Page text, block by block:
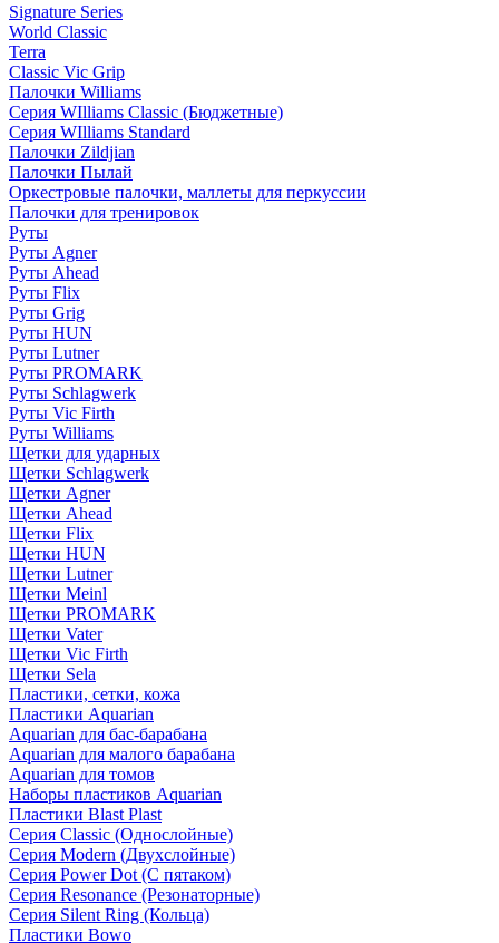
Signature Series
World Classic
Terra
Classic Vic Grip
Палочки Williams
Серия WIlliams Classic (Бюджетные)
Серия WIlliams Standard
Палочки Zildjian
Палочки Пылай
Оркестровые палочки, маллеты для перкуссии
Палочки для тренировок
Руты
Руты Agner
Руты Ahead
Руты Flix
Руты Grig
Руты HUN
Руты Lutner
Руты PROMARK
Руты Schlagwerk
Руты Vic Firth
Руты Williams
Щетки для ударных
Щетки Schlagwerk
Щетки Agner
Щетки Ahead
Щетки Flix
Щетки HUN
Щетки Lutner
Щетки Meinl
Щетки PROMARK
Щетки Vater
Щетки Vic Firth
Щетки Sela
Пластики, сетки, кожа
Пластики Aquarian
Aquarian для бас-барабана
Aquarian для малого барабана
Aquarian для томов
Наборы пластиков Aquarian
Пластики Blast Plast
Серия Classic (Однослойные)
Серия Modern (Двухслойные)
Серия Power Dot (С пятаком)
Серия Resonance (Резонаторные)
Серия Silent Ring (Кольца)
Пластики Bowo